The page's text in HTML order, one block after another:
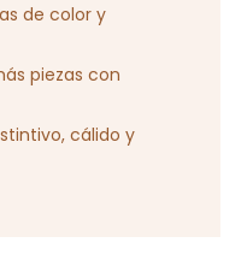
de color y
piezas con
cálido y